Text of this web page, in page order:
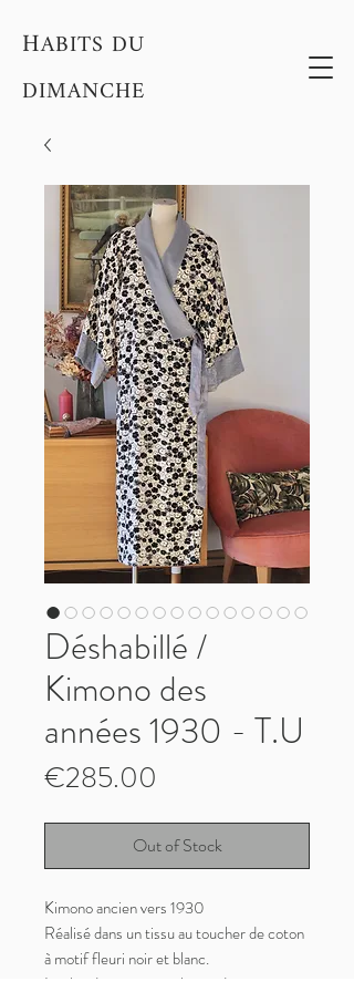
HABITS DU
DIMANCHE
Déshabillé /
Kimono des
années 1930 - T.U
€285.00
Out of Stock
Kimono ancien vers 1930
Réalisé dans un tissu au toucher de coton
à motif fleuri noir et blanc.
Les bordures sont réalisées dans une soie